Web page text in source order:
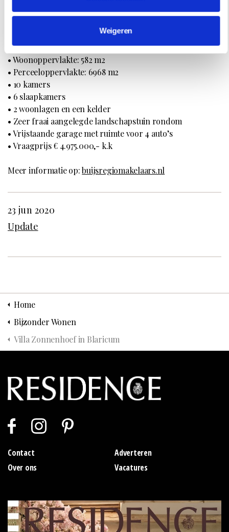
Weigeren
Facts
• Woonoppervlakte: 582 m2
• Perceeloppervlakte: 6968 m2
• 10 kamers
• 6 slaapkamers
• 2 woonlagen en een kelder
• Zeer fraai aangelegde landschapstuin rondom
• Vrijstaande garage met ruimte voor 4 auto’s
• Vraagprijs € 4.975.000,- k.k
Meer informatie op:buijsregiomakelaars.nl
23 jun 2020
Update
Home
Bijzonder Wonen
Villa Zonnenhoef in Blaricum
Contact
Adverteren
Over ons
Vacatures